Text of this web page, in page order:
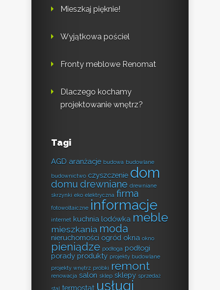
Mieszkaj pięknie!
Wyjątkowa pościel
Fronty meblowe Renomat
Dlaczego kochamy
projektowanie wnętrz?
Tagi
AGD aranżacje budowa budowlane
budownictwo czyszczenie dom
domu drewniane drewniane
skrzynki eko elektryczna firma
fotowoltaiczne informacje
internet kuchnia lodówka meble
mieszkania moda
nieruchomości ogród okna okno
pieniądze podłoga podłogi
porady produkty projekty budowlane
projekty wnętrz próbki remont
renowacja salon sklep sklepy sprzedaż
stal termostat usługi